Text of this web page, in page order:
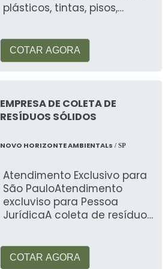
kg de lixo eletrônico?
recuperáveis, mas
é alto. O foco está na
4 tipos de reciclagem?
de reciclagem são:
química e orgânica.
materiais de
plásticos, tintas, pisos,
COTAR AGORA
EMPRESA DE COLETA DE
RESÍDUOS SÓLIDOS
NOVO HORIZONTE AMBIENTALs / SP
Atendimento Exclusivo para
São PauloAtendimento
excluviso para Pessoa
JurídicaA coleta de resíduos
COTAR AGORA